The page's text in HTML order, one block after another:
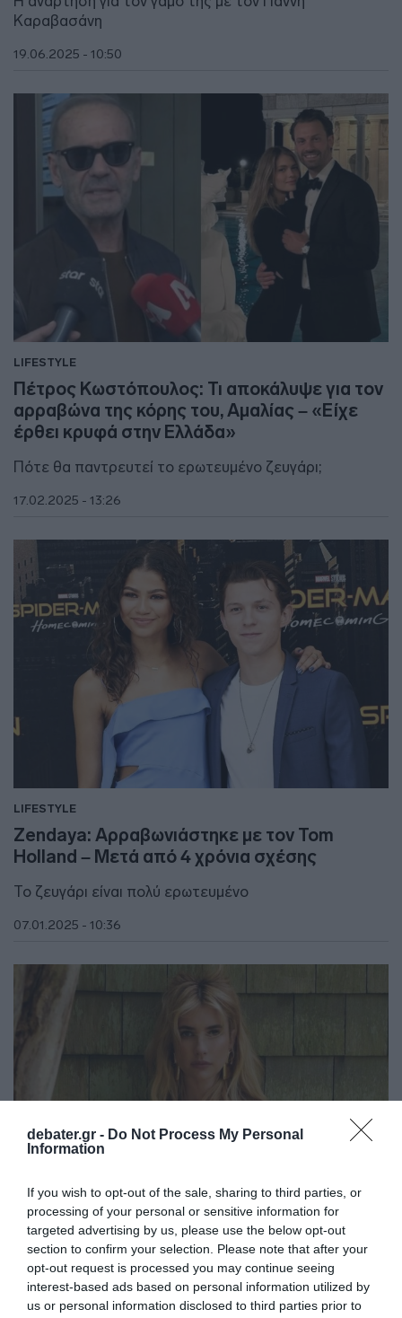
debater.gr - Do Not Process My Personal
Information
If you wish to opt-out of the sale, sharing to third parties, or
processing of your personal or sensitive information for
targeted advertising by us, please use the below opt-out
section to confirm your selection. Please note that after your
opt-out request is processed you may continue seeing
interest-based ads based on personal information utilized by
us or personal information disclosed to third parties prior to
Καραβασάνη
19.06.2025 - 10:50
LIFESTYLE
Πέτρος Κωστόπουλος: Τι αποκάλυψε για τον
αρραβώνα της κόρης του, Αμαλίας – «Είχε
έρθει κρυφά στην Ελλάδα»
Πότε θα παντρευτεί το ερωτευμένο ζευγάρι;
17.02.2025 - 13:26
LIFESTYLE
Zendaya: Αρραβωνιάστηκε με τον Tom
Holland – Μετά από 4 χρόνια σχέσης
Το ζευγάρι είναι πολύ ερωτευμένο
07.01.2025 - 10:36
LIFESTYLE
Έμμα Ρόμπερτς – Η ηθοποιός
αρραβωνιάστηκε και το ανακοίνωσε μέσα
από το Instagram